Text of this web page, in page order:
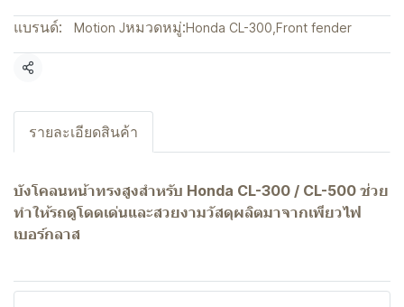
แบรนด์: Motion Jหมวดหมู่:Honda CL-300 Front fender
แชร์
รายละเอียดสินค้า
บังโคลนหน้าทรงสูงสำหรับ Honda CL-300 / CL-500 ช่วย
ทำให้รถดูโดดเด่นและสวยงามวัสดุผลิตมาจากเพียวไฟ
เบอร์กลาส